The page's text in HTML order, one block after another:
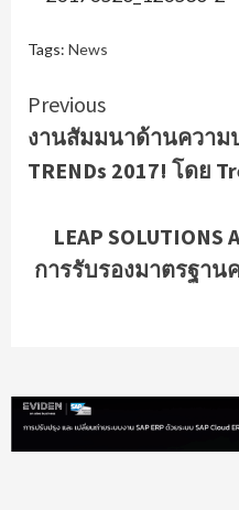
Tags: News
Continue
Reading
Previous
งานสัมมนาด้านความ
TRENDs 2017! โดย
LEAP
การรับรองมาตรฐา